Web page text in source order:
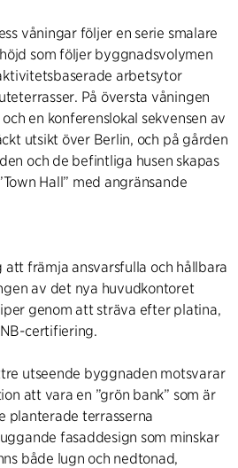
våningar följer en serie smalare
som följer byggnadsvolymen
arbetsytor
På översta våningen
en konferenslokal sekvensen av
utsikt över Berlin, och på gården
och de befintliga husen skapas
Hall” med angränsande
främja ansvarsfulla och hållbara
av det nya huvudkontoret
genom att sträva efter platina,
certifiering.
utseende byggnaden motsvarar
att vara en ”grön bank” som är
planterade terrasserna
fasaddesign som minskar
både lugn och nedtonad,